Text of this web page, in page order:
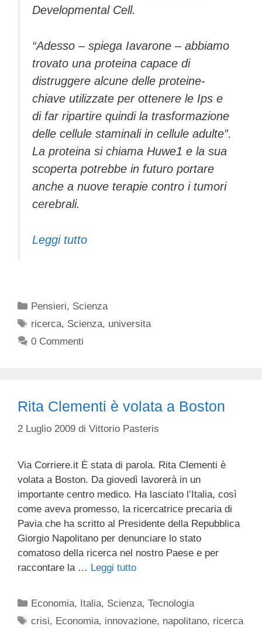
Developmental Cell.
“Adesso – spiega Iavarone – abbiamo
trovato una proteina capace di
distruggere alcune delle proteine-
chiave utilizzate per ottenere le Ips e
di far ripartire quindi la trasformazione
delle cellule staminali in cellule adulte”.
La proteina si chiama Huwe1 e la sua
scoperta potrebbe in futuro portare
anche a nuove terapie contro i tumori
cerebrali.
Leggi tutto
Categorie
Pensieri, Scienza
Tag
ricerca, Scienza, universita
0 Commenti
Rita Clementi è volata a Boston
2 Luglio 2009 di Vittorio Pasteris
Via Corriere.it È stata di parola. Rita Clementi è
volata a Boston. Da giovedì lavorerà in un
importan­te centro medico. Ha lasciato l’Italia, così
come aveva promesso, la ricercatrice precaria di
Pavia che ha scritto al Presidente della Repubblica
Giorgio Napolitano per denunciare lo stato
comatoso della ricerca nel nostro Paese e per
raccontare la … Leggi tutto
Categorie
Economia, Italia, Scienza,Tecnologia
Tag
crisi, Economia, innovazione, napolitano, ricerca